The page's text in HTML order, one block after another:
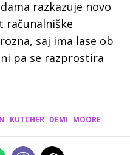
razkazuje novo
računalniške
saj ima lase ob
pa se razprostira
KUTCHER DEMI MOORE